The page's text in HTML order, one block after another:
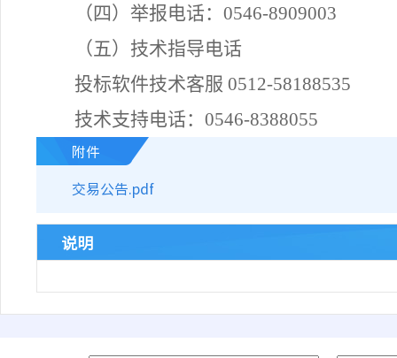
（四）举报电话： 0546-8909003
（五） 技术指导电话
投标软件技术客服 0512-58188535
技术支持电话： 0546-8388055
附件
交易公告.pdf
说明